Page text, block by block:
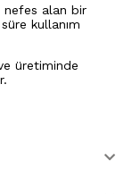
nefes alan bir
kullanım
üretiminde